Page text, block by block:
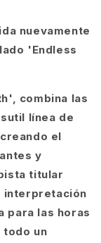
nuevamente
'Endless
combina las
línea de
el
y
titular
interpretación
para las horas
todo un